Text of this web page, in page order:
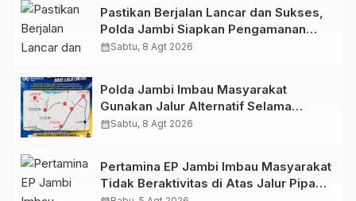
Pastikan Berjalan Lancar dan Sukses,
Polda Jambi Siapkan Pengamanan
Berlapis untuk 8.750 Pelari, 1.848
calendar_monthSabtu, 8 Agt 2026
Polda Jambi Imbau Masyarakat
Gunakan Jalur Alternatif Selama
Pelaksanaan Presisi Merdeka Run
calendar_monthSabtu, 8 Agt 2026
Pertamina EP Jambi Imbau Masyarakat
Tidak Beraktivitas di Atas Jalur Pipa